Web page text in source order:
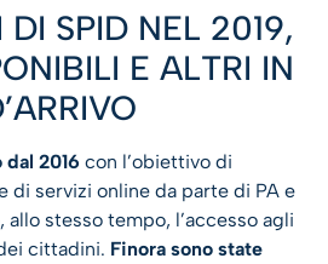
DI SPID NEL 2019,
E ALTRI IN
2016 con l’obiettivo di
di servizi online da parte di PA e
stesso tempo, l’accesso agli
cittadini. Finora sono state